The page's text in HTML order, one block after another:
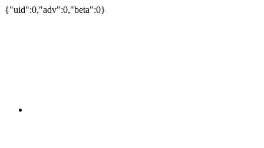
{"uid":0,"adv":0,"beta":0}